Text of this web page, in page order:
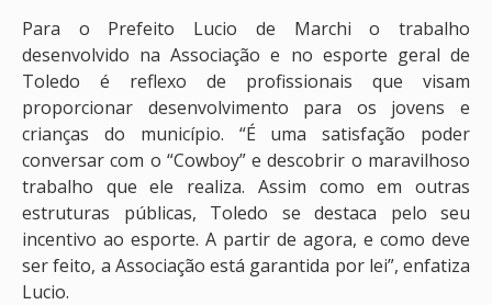
Para o Prefeito Lucio de Marchi o trabalho
desenvolvido na Associação e no esporte geral de
Toledo é reflexo de profissionais que visam
proporcionar desenvolvimento para os jovens e
crianças do município. “É uma satisfação poder
conversar com o “Cowboy” e descobrir o maravilhoso
trabalho que ele realiza. Assim como em outras
estruturas públicas, Toledo se destaca pelo seu
incentivo ao esporte. A partir de agora, e como deve
ser feito, a Associação está garantida por lei”, enfatiza
Lucio.